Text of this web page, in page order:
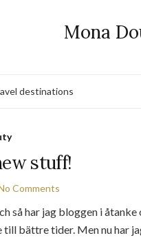
Mona
destinations
stuff!
Comments
så har jag bloggen i
bättre tider. Men nu har